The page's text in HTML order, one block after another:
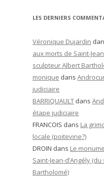
LES DERNIERS
Véronique Dujardin
aux morts de Saint-
sculpteur Albert
monique dans
judiciaire
BARRIQUAULT dans
étape judiciaire
FRANCOIS dans La
locale (poitevine?)
DROIN dans Le
Saint-Jean-d’Angély
Bartholomé)